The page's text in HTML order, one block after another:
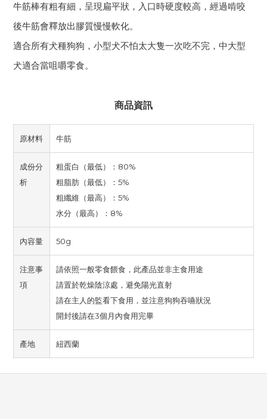
牛筋棒有粗有細，呈現扁平狀，入口時硬度較高，經過啃咬
後牛筋會釋放出膠質慢慢軟化。
適合所有犬種狗狗，小型犬不怕太大隻一次吃不完，中大型
犬適合當咀嚼零食。
商品資訊
原材料 牛筋
成份分
析
粗蛋白（最低）：80%
粗脂肪（最低）：5%
粗纖維（最高）：5%
水分（最高）：8%
內容量 50g
注意事
項
請依照一般零食餵食，此產品並非主食用途
請置於乾燥陰涼處，避免陽光直射
請在主人的監看下食用，並注意狗狗吞嚥狀況
開封後請在3個月內食用完畢
產地 紐西蘭